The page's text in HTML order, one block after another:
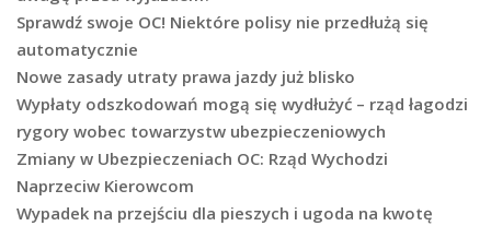
Sprawdź swoje OC! Niektóre polisy nie przedłużą się
automatycznie
Nowe zasady utraty prawa jazdy już blisko
Wypłaty odszkodowań mogą się wydłużyć – rząd łagodzi
rygory wobec towarzystw ubezpieczeniowych
Zmiany w Ubezpieczeniach OC: Rząd Wychodzi
Naprzeciw Kierowcom
Wypadek na przejściu dla pieszych i ugoda na kwotę